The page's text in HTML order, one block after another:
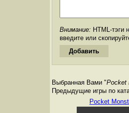
Внимание: HTML-тэги
введите или
Выбранная Вами "Pocket
Предыдущие игры по
Pocket